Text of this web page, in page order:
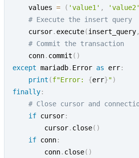
    values
= ( 'value1' , 'value2'
# Execute the insert query
    cursor
. execute(insert_query,
# Commit the transaction
    conn
. commit ( )
except mariadb. Error as err:
print (f"Error: {err}")
finally:
# Close cursor and
if cursor:
        cursor
. close( )
if conn:
        conn
. close( )